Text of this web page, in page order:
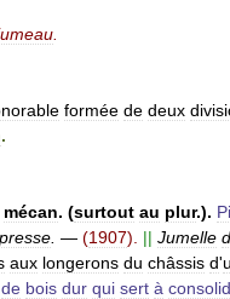
formée de deux
.
mécan. (surtout au plur.).
presse — (1907). || Jumelle
aux longerons du châssis d'
de bois dur qui sert à